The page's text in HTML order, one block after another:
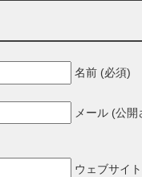
名前 (必須)
メール (公
ウェブサイト